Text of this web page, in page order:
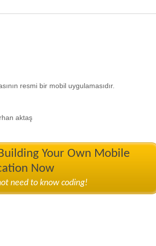
resmi bir mobil uygulamasıdır.
aktaş
Your Own Mobile
Now
need to know coding!